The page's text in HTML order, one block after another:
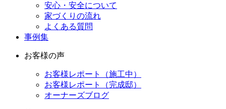
安心・安全について
家づくりの流れ
よくある質問
事例集
お客様の声
お客様レポート（施工中）
お客様レポート（完成邸）
オーナーズブログ